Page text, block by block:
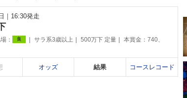
16:30発走
： 良 サラ系3歳以上 500万下 定量
本賞金：740、
オッズ 結果 コースレコード